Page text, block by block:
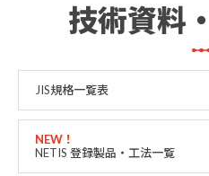
技術資料
JIS規格一覧表
NETIS 登録製品・工法一覧